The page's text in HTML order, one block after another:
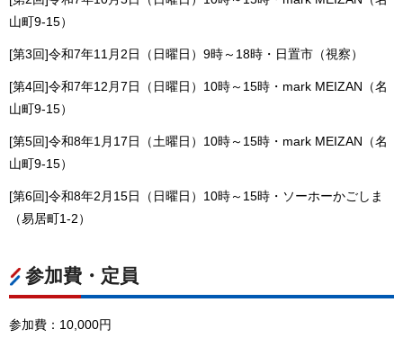
山町9-15）
[第3回]令和7年11月2日（日曜日）9時～18時・日置市（視察）
[第4回]令和7年12月7日（日曜日）10時～15時・mark MEIZAN（名
山町9-15）
[第5回]令和8年1月17日（土曜日）10時～15時・mark MEIZAN（名
山町9-15）
[第6回]令和8年2月15日（日曜日）10時～15時・ソーホーかごしま
（易居町1-2）
参加費・定員
参加費：10,000円